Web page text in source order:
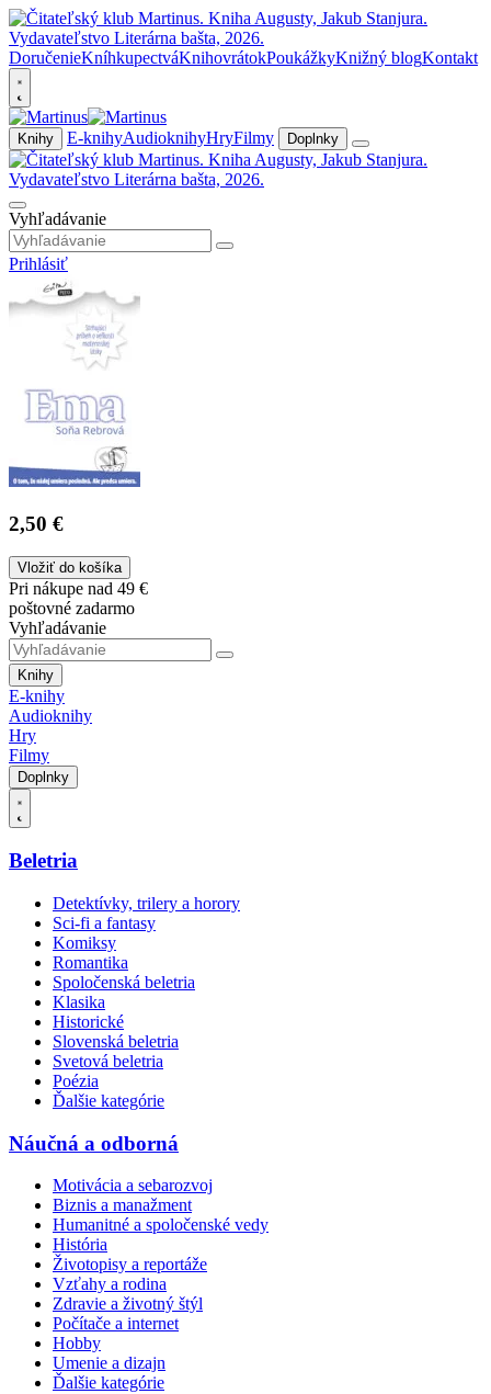
DoručenieKníhkupectváKnihovrátokPoukážkyKnižný blogKontakt
Knihy E-knihyAudioknihyHryFilmy Doplnky
Vyhľadávanie
Prihlásiť
2,50 €
Vložiť do košíka
Pri nákupe nad 49 €
poštovné zadarmo
Vyhľadávanie
Knihy
E-knihy
Audioknihy
Hry
Filmy
Doplnky
Beletria
Detektívky, trilery a horory
Sci-fi a fantasy
Komiksy
Romantika
Spoločenská beletria
Klasika
Historické
Slovenská beletria
Svetová beletria
Poézia
Ďalšie kategórie
Náučná a odborná
Motivácia a sebarozvoj
Biznis a manažment
Humanitné a spoločenské vedy
História
Životopisy a reportáže
Vzťahy a rodina
Zdravie a životný štýl
Počítače a internet
Hobby
Umenie a dizajn
Ďalšie kategórie